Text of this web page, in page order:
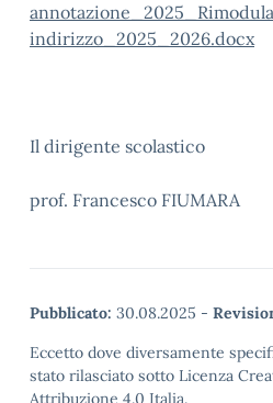
indirizzo_2025_2026.docx
Il dirigente scolastico
prof. Francesco FIUMARA
Pubblicato: 30.08.2025 -
Eccetto dove diversamente
stato rilasciato sotto Licenza
Attribuzione 4.0 Italia.